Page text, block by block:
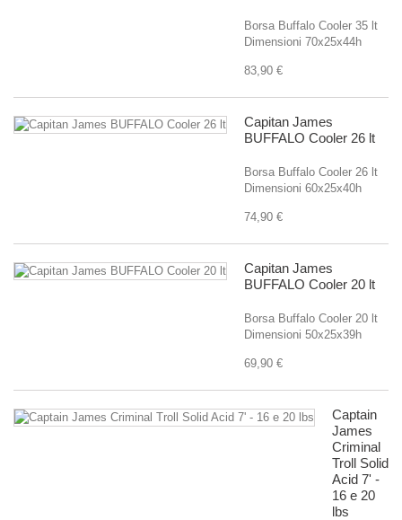
Borsa Buffalo Cooler 35 lt
Dimensioni 70x25x44h
83,90 €
Capitan James
BUFFALO Cooler 26 lt
Borsa Buffalo Cooler 26 lt
Dimensioni 60x25x40h
74,90 €
Capitan James
BUFFALO Cooler 20 lt
Borsa Buffalo Cooler 20 lt
Dimensioni 50x25x39h
69,90 €
Captain
James
Criminal
Troll Solid
Acid 7' -
16 e 20
lbs